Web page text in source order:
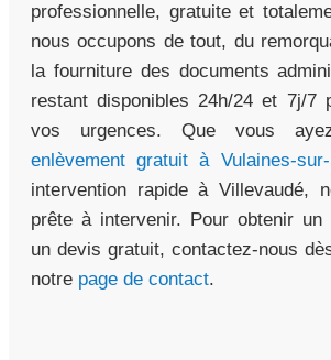
professionnelle, gratuite et
nous occupons de tout, du
la fourniture des documents
restant disponibles 24h/24 et 7j/7
vos urgences. Que vous
enlèvement gratuit à Vulaines-sur-
intervention rapide à Villevaudé,
prête à intervenir. Pour obtenir un
un devis gratuit, contactez-nous
notre page de contact.